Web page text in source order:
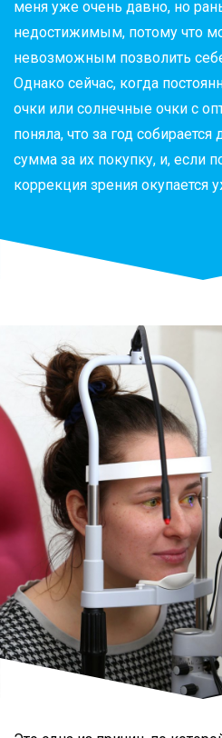
меня уже очень давно, но
недостижимым, потому что
невозможным позволить
Однако сейчас, когда
очки или солнечные очки с
поняла, что за год
сумма за их покупку, и, если
коррекция зрения окупается